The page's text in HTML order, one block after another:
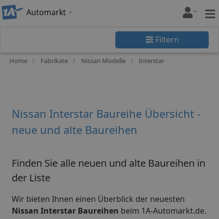
Automarkt
Filtern
Home Fabrikate Nissan Modelle Interstar
Nissan Interstar Baureihe Übersicht -
neue und alte Baureihen
Finden Sie alle neuen und alte Baureihen in
der Liste
Wir bieten Ihnen einen Überblick der neuesten
Nissan Interstar Baureihen beim 1A-Automarkt.de.